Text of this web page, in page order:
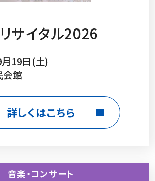
サイタル2026
月19日(土)
会館
詳しくはこちら
音楽・コンサート